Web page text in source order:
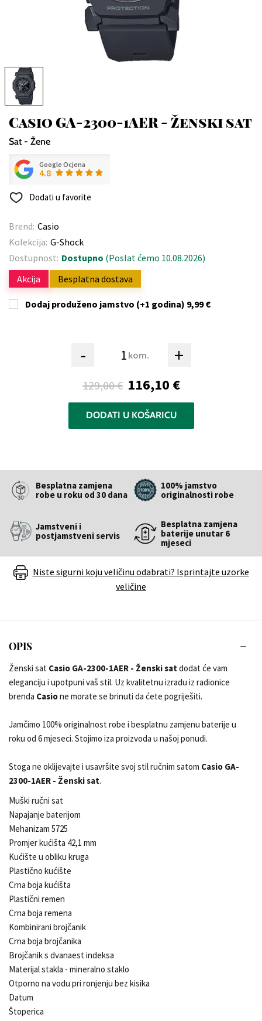
Casio GA-2300-1AER - Ženski sat
Sat - Žene
Google Ocjena
4.8
Dodati u favorite
Brend: Casio
Kolekcija: G-Shock
Dostupnost: Dostupno (Poslat ćemo 10.08.2026)
Akcija
Besplatna dostava
Dodaj produženo jamstvo (+1 godina) 9,99 €
- kom. +
129,00 € 116,10 €
DODATI U KOŠARICU
Besplatna zamjena
robe u roku od 30 dana
100% jamstvo
originalnosti robe
Jamstveni i
postjamstveni servis
Besplatna zamjena
baterije unutar 6
mjeseci
Niste sigurni koju veličinu odabrati? Isprintajte uzorke
veličine
OPIS
Ženski sat Casio GA-2300-1AER - Ženski satdodat će vam
eleganciju i upotpuni vaš stil. Uz kvalitetnu izradu iz radionice
brenda Casione morate se brinuti da ćete pogriješiti.
Jamčimo 100% originalnost robe i besplatnu zamjenu baterije u
roku od 6 mjeseci. Stojimo iza proizvoda u našoj ponudi.
Stoga ne oklijevajte i usavršite svoj stil ručnim satom Casio GA-
2300-1AER - Ženski sat.
Muški ručni sat
Napajanje baterijom
Mehanizam 5725
Promjer kućišta 42,1 mm
Kućište u obliku kruga
Plastično kućište
Crna boja kućišta
Plastični remen
Crna boja remena
Kombinirani brojčanik
Crna boja brojčanika
Brojčanik s dvanaest indeksa
Materijal stakla - mineralno staklo
Otporno na vodu pri ronjenju bez kisika
Datum
Štoperica